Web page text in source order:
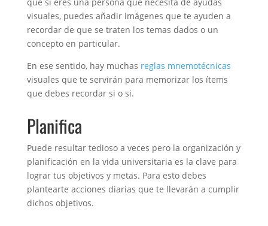
visuales, puedes añadir imágenes que te ayuden a
recordar de que se traten los temas dados o un
concepto en particular.
En ese sentido, hay muchas reglas mnemotécnicas
visuales que te servirán para memorizar los ítems
que debes recordar si o si.
Planifica
Puede resultar tedioso a veces pero la organización y
planificación en la vida universitaria es la clave para
lograr tus objetivos y metas. Para esto debes
plantearte acciones diarias que te llevarán a cumplir
dichos objetivos.